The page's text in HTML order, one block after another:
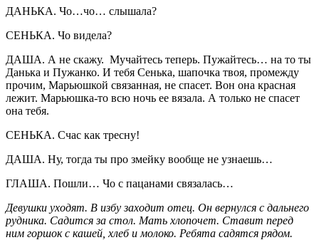
ДАНЬКА. Чо…чо… слышала?
СЕНЬКА. Чо видела?
ДАША. А не скажу. Мучайтесь теперь. Пужайтесь… на то ты
Данька и Пужанко. И тебя Сенька, шапочка твоя, промежду
прочим, Марьюшкой связанная, не спасет. Вон она красная
лежит. Марьюшка-то всю ночь ее вязала. А только не спасет
она тебя.
СЕНЬКА. Счас как тресну!
ДАША. Ну, тогда ты про змейку вообще не узнаешь…
ГЛАША. Пошли… Чо с пацанами связалась…
Девушки уходят. В избу заходит отец. Он вернулся с дальнего
рудника. Садится за стол. Мать хлопочет. Ставит перед
ним горшок с кашей, хлеб и молоко. Ребята садятся рядом.